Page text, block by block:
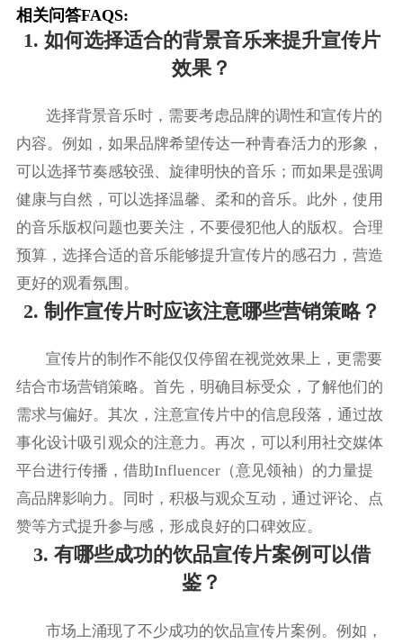
相关问答FAQS:
1. 如何选择适合的背景音乐来提升宣传片
效果？
选择背景音乐时，需要考虑品牌的调性和宣传片的
内容。例如，如果品牌希望传达一种青春活力的形象，
可以选择节奏感较强、旋律明快的音乐；而如果是强调
健康与自然，可以选择温馨、柔和的音乐。此外，使用
的音乐版权问题也要关注，不要侵犯他人的版权。合理
预算，选择合适的音乐能够提升宣传片的感召力，营造
更好的观看氛围。
2. 制作宣传片时应该注意哪些营销策略？
宣传片的制作不能仅仅停留在视觉效果上，更需要
结合市场营销策略。首先，明确目标受众，了解他们的
需求与偏好。其次，注意宣传片中的信息段落，通过故
事化设计吸引观众的注意力。再次，可以利用社交媒体
平台进行传播，借助Influencer（意见领袖）的力量提
高品牌影响力。同时，积极与观众互动，通过评论、点
赞等方式提升参与感，形成良好的口碑效应。
3. 有哪些成功的饮品宣传片案例可以借
鉴？
市场上涌现了不少成功的饮品宣传片案例。例如，